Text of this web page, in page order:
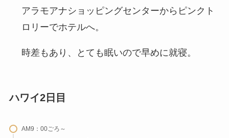
アラモアナショッピングセンターからピンクト
ロリーでホテルへ。
時差もあり、とても眠いので早めに就寝。
ハワイ2日目
AM9：00ごろ～